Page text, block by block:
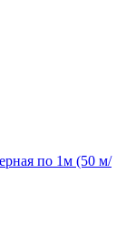
по 1м (50 м/